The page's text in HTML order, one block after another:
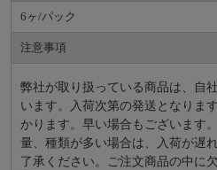
6ヶ/パック
注意事項
弊社が取り扱っている商品は、自
います。入荷次第の発送となりま
かります。早い場合もございます
量、種類が多い場合は、入荷が遅
了承ください。ご注文商品の中に